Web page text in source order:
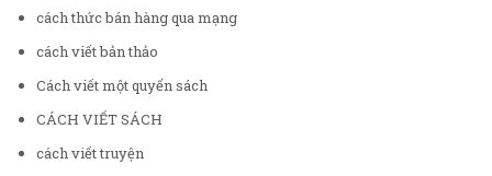
cách thức bán hàng qua mạng
cách viết bản thảo
Cách viết một quyển sách
CÁCH VIẾT SÁCH
cách viết truyện